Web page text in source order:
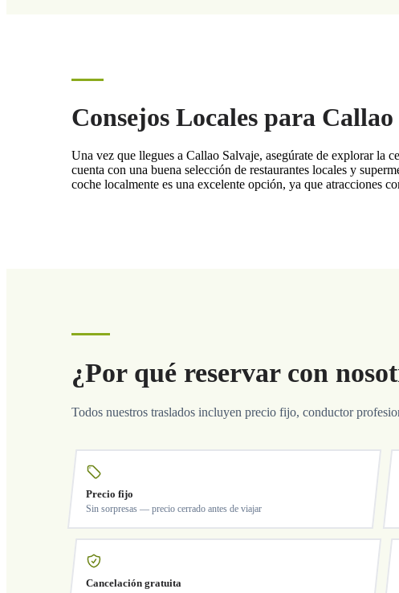
Consejos Locales para
Una vez que llegues a Callao Salvaje, asegúrate de explorar la
cuenta con una buena selección de restaurantes locales y
coche localmente es una excelente opción, ya que atracciones
¿Por qué reservar con
Todos nuestros traslados incluyen precio fijo, conductor
Precio fijo
Sin sorpresas — precio cerrado antes de viajar
Cancelación gratuita